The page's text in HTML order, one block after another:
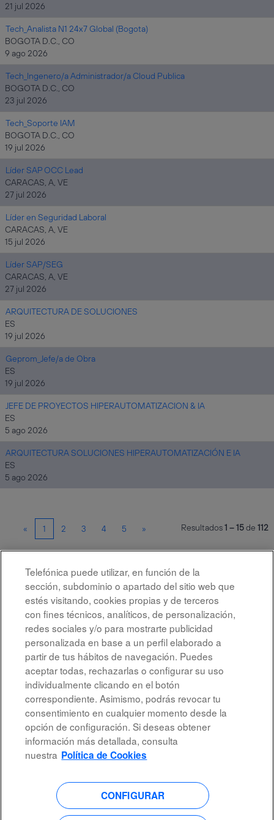
21 jul 2026
Tech_Analista N1 24x7 Global (Bogota)
BOGOTA D.C., CO
9 ago 2026
Tech_Ingenero/a Administrador/a Cloud Publica
BOGOTA D.C., CO
23 jul 2026
Tech_Soporte IAM
BOGOTA D.C., CO
19 jul 2026
Líder SAP OCC Lead
CARACAS, A, VE
27 jul 2026
Líder en Seguridad Laboral
CARACAS, A, VE
15 jul 2026
Líder SAP/SEG
CARACAS, A, VE
27 jul 2026
ARQUITECTURA DE SOLUCIONES
ES
19 jul 2026
Geprom_Jefe/a de Obra
ES
19 jul 2026
JEFE DE PROYECTOS HIPERAUTOMATIZACION & IA
ES
5 ago 2026
ARQUITECTURA SOLUCIONES HIPERAUTOMATIZACIÓN E IA
ES
5 ago 2026
Resultados1 – 15de 112
« 1 2 3 4 5 »
Seleccione la frecuencia (en días) para recibir una alerta:
Crear alerta
Aviso legal
Accesibilidad
Protección de datos
e
S
e
a
e
a
Telefónica puede utilizar, en función de la
sección, subdominio o apartado del sitio web que
estés visitando, cookies propias y de terceros
con fines técnicos, analíticos, de personalización,
redes sociales y/o para mostrarte publicidad
personalizada en base a un perfil elaborado a
partir de tus hábitos de navegación. Puedes
aceptar todas, rechazarlas o configurar su uso
individualmente clicando en el botón
correspondiente. Asimismo, podrás revocar tu
consentimiento en cualquier momento desde la
opción de configuración. Si deseas obtener
información más detallada, consulta
nuestra Política de Cookies
CONFIGURAR